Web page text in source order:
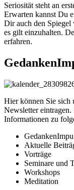
Seriosität steht an
Erwarten kannst Du
Dir auch den
es gilt einzuhalten.
erfahren.
Hier können Sie sich
Newsletter
Informationen zu
Aktuelle
Vorträge
Seminare und
Workshops
Meditation